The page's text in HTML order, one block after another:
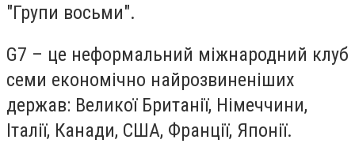
"Групи восьми".
G7 – це неформальний міжнародний клуб
семи економічно найрозвиненіших
держав: Великої Британії, Німеччини,
Італії, Канади, США, Франції, Японії.